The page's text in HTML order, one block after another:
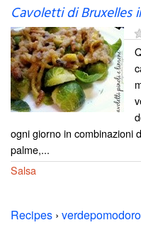
Cavoletti di Bruxelles
ogni giorno in combinazioni
palme,...
Salsa
Recipes › verdepomodoro